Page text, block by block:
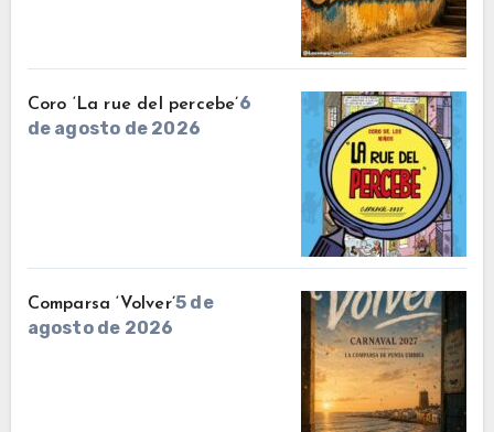
Coro ‘La rue del percebe’6
de agosto de 2026
Comparsa ‘Volver’5 de
agosto de 2026